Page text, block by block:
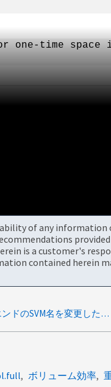
one-time space
of any
is a customer's
contained herein
tridentctlを更新してバックエンドのSVM名を変更した場合、IOに影響はありますか。
ボリューム効率